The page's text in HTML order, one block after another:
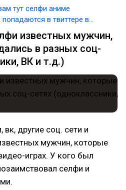
тут селфи аниме
в твиттере в
известных мужчин,
в разных соц-
ВК и т.д.)
другие соц. сети и
мужчин, которые
играх. У кого был
селфи и